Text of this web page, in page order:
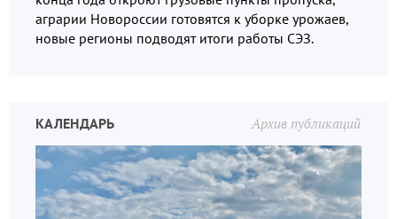
аграрии Новороссии готовятся к уборке урожаев,
новые регионы подводят итоги работы СЭЗ.
Архив публикаций
КАЛЕНДАРЬ